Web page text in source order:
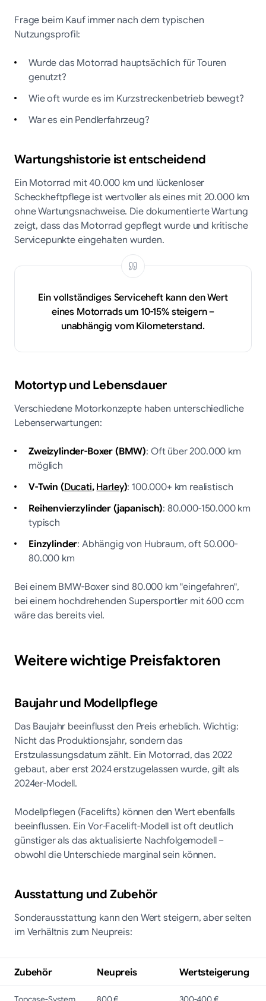
Frage beim Kauf immer nach dem typischen
Nutzungsprofil:
Wurde das Motorrad hauptsächlich für Touren
genutzt?
Wie oft wurde es im Kurzstreckenbetrieb bewegt?
War es ein Pendlerfahrzeug?
Wartungshistorie ist entscheidend
Ein Motorrad mit 40.000 km und lückenloser
Scheckheftpflege ist wertvoller als eines mit 20.000 km
ohne Wartungsnachweise. Die dokumentierte Wartung
zeigt, dass das Motorrad gepflegt wurde und kritische
Servicepunkte eingehalten wurden.
Ein vollständiges Serviceheft kann den Wert
eines Motorrads um 10-15% steigern –
unabhängig vom Kilometerstand.
Motortyp und Lebensdauer
Verschiedene Motorkonzepte haben unterschiedliche
Lebenserwartungen:
Zweizylinder-Boxer (BMW): Oft über 200.000 km
möglich
V-Twin (Ducati,Harley): 100.000+ km realistisch
Reihenvierzylinder (japanisch): 80.000-150.000 km
typisch
Einzylinder: Abhängig von Hubraum, oft 50.000-
80.000 km
Bei einem BMW-Boxer sind 80.000 km "eingefahren",
bei einem hochdrehenden Supersportler mit 600 ccm
wäre das bereits viel.
Weitere wichtige Preisfaktoren
Baujahr und Modellpflege
Das Baujahr beeinflusst den Preis erheblich. Wichtig:
Nicht das Produktionsjahr, sondern das
Erstzulassungsdatum zählt. Ein Motorrad, das 2022
gebaut, aber erst 2024 erstzugelassen wurde, gilt als
2024er-Modell.
Modellpflegen (Facelifts) können den Wert ebenfalls
beeinflussen. Ein Vor-Facelift-Modell ist oft deutlich
günstiger als das aktualisierte Nachfolgemodell –
obwohl die Unterschiede marginal sein können.
Ausstattung und Zubehör
Sonderausstattung kann den Wert steigern, aber selten
im Verhältnis zum Neupreis:
Zubehör Neupreis Wertsteigerung